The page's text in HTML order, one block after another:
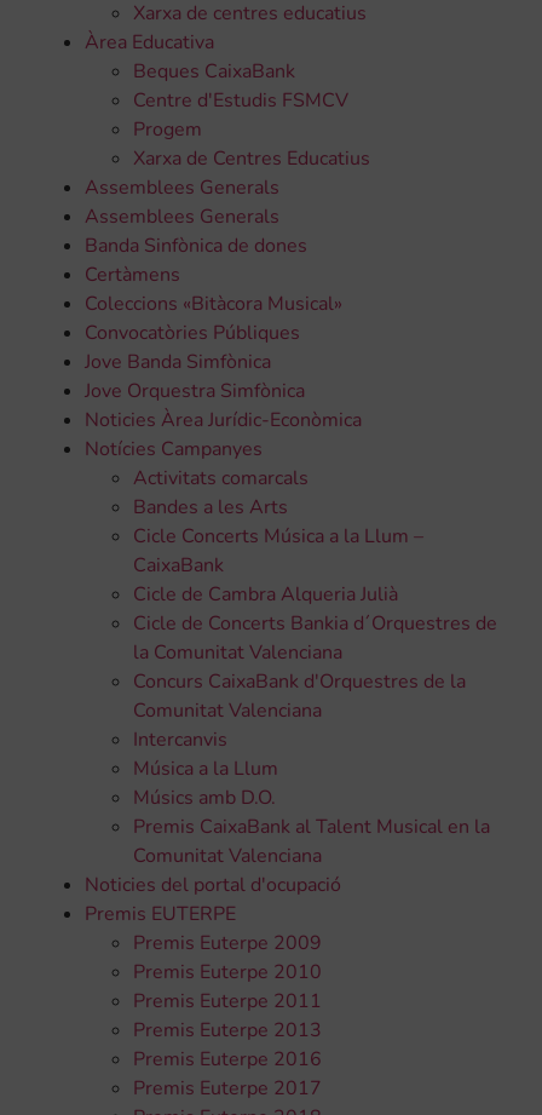
Xarxa de centres educatius
Àrea Educativa
Beques CaixaBank
Centre d'Estudis FSMCV
Progem
Xarxa de Centres Educatius
Assemblees Generals
Assemblees Generals
Banda Sinfònica de dones
Certàmens
Coleccions «Bitàcora Musical»
Convocatòries Públiques
Jove Banda Simfònica
Jove Orquestra Simfònica
Noticies Àrea Jurídic-Econòmica
Notícies Campanyes
Activitats comarcals
Bandes a les Arts
Cicle Concerts Música a la Llum –
CaixaBank
Cicle de Cambra Alqueria Julià
Cicle de Concerts Bankia d´Orquestres de
la Comunitat Valenciana
Concurs CaixaBank d'Orquestres de la
Comunitat Valenciana
Intercanvis
Música a la Llum
Músics amb D.O.
Premis CaixaBank al Talent Musical en la
Comunitat Valenciana
Noticies del portal d'ocupació
Premis EUTERPE
Premis Euterpe 2009
Premis Euterpe 2010
Premis Euterpe 2011
Premis Euterpe 2013
Premis Euterpe 2016
Premis Euterpe 2017